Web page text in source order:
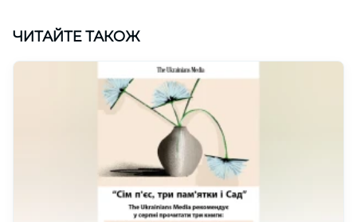
ЧИТАЙТЕ ТАКОЖ